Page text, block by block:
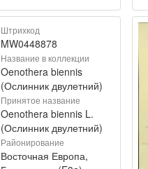
Штрихкод
MW0448878
Название в коллекции
Oenothera biennis
(Ослинник двулетний)
Принятое название
Oenothera biennis L.
(Ослинник двулетний)
Районирование
Восточная Европа,